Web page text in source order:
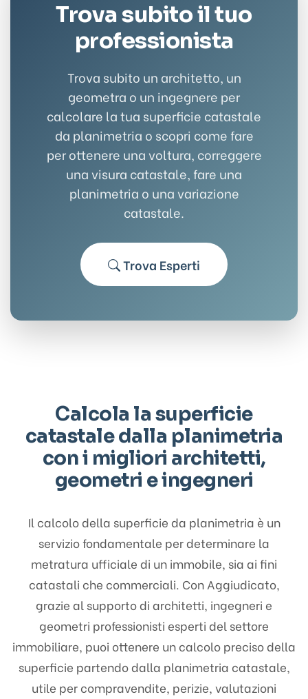
Trova subito il tuo
professionista
Trova subito un architetto, un
geometra o un ingegnere per
calcolare la tua superficie catastale
da planimetria o scopri come fare
per ottenere una voltura, correggere
una visura catastale, fare una
planimetria o una variazione
catastale.
Trova Esperti
Calcola la superficie
catastale dalla planimetria
con i migliori architetti,
geometri e ingegneri
Il calcolo della superficie da planimetria è un
servizio fondamentale per determinare la
metratura ufficiale di un immobile, sia ai fini
catastali che commerciali. Con Aggiudicato,
grazie al supporto di architetti, ingegneri e
geometri professionisti esperti del settore
immobiliare, puoi ottenere un calcolo preciso della
superficie partendo dalla planimetria catastale,
utile per compravendite, perizie, valutazioni